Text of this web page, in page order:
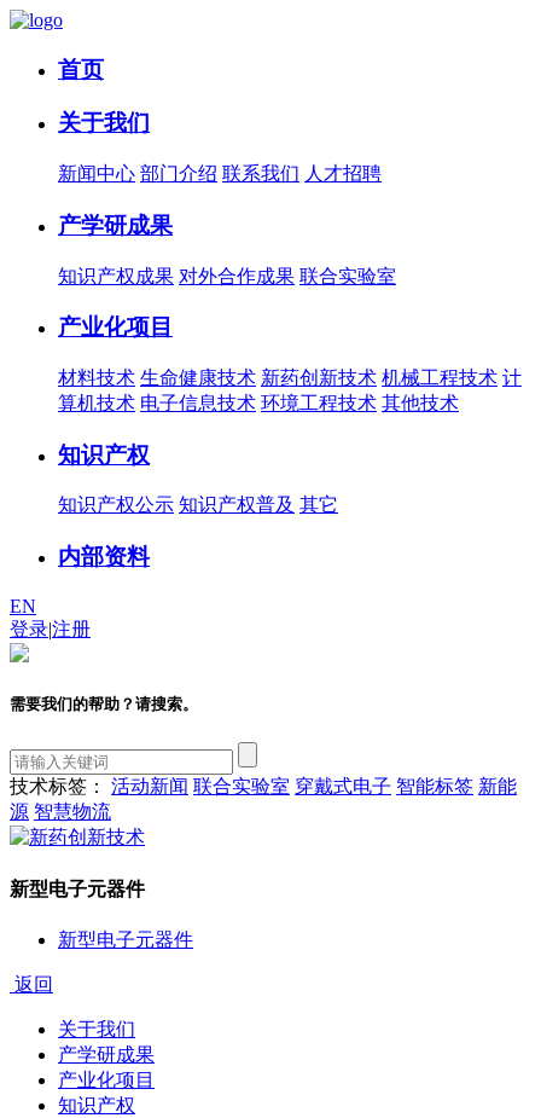
首页
关于我们
新闻中心 部门介绍 联系我们 人才招聘
产学研成果
知识产权成果 对外合作成果 联合实验室
产业化项目
材料技术 生命健康技术 新药创新技术 机械工程技术 计
算机技术 电子信息技术 环境工程技术 其他技术
知识产权
知识产权公示 知识产权普及 其它
内部资料
EN
登录|注册
需要我们的帮助？请搜索。
技术标签： 活动新闻 联合实验室 穿戴式电子 智能标签 新能
源 智慧物流
新型电子元器件
新型电子元器件
返回
关于我们
产学研成果
产业化项目
知识产权